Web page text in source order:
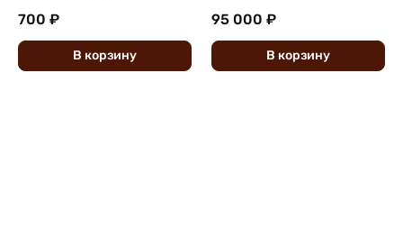
700 ₽
В корзину
95 000 ₽
В корзину